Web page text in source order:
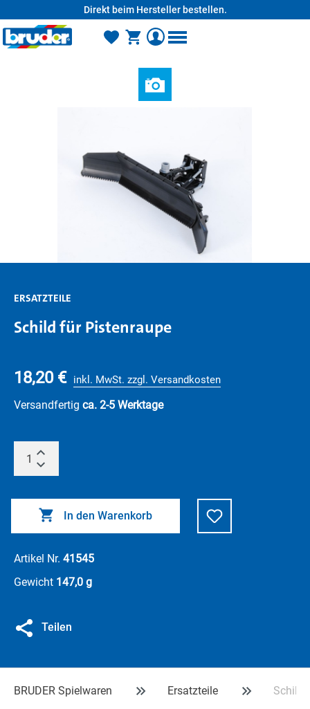
Direkt beim Hersteller bestellen.
ERSATZTEILE
Schild für Pistenraupe
18,20 € inkl. MwSt. zzgl. Versandkosten
Versandfertig ca. 2-5 Werktage
In den Warenkorb
Artikel Nr. 41545
Gewicht 147,0 g
Teilen
BRUDER Spielwaren Ersatzteile Schild